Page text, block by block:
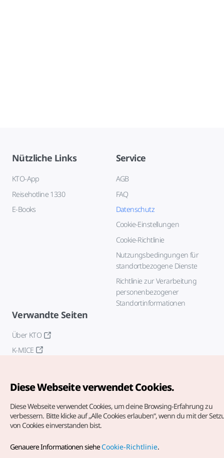
Nützliche Links
KTO-App
Reisehotline 1330
E-Books
Service
AGB
FAQ
Datenschutz
Cookie-Einstellungen
Cookie-Richtlinie
Nutzungsbedingungen für
standortbezogene Dienste
Richtlinie zur Verarbeitung
personenbezogener
Standortinformationen
Verwandte Seiten
Über KTO
K-MICE
vorbehalten.
Diese Webseite verwendet Cookies.
Diese Webseite verwendet Cookies, um deine Browsing-Erfahrung zu
verbessern. Bitte klicke auf „Alle Cookies erlauben“, wenn du mit der
von Cookies einverstanden bist.
Genauere Informationen sieheCookie-Richtlinie.